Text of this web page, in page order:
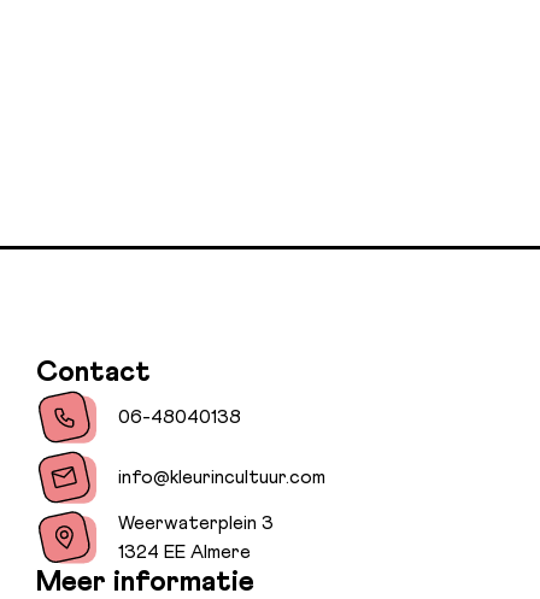
Contact
06-48040138
info@kleurincultuur.com
Weerwaterplein 3
1324 EE Almere
Meer informatie